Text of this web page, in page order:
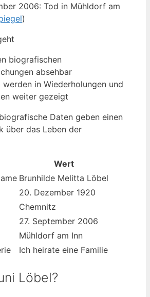
2006: Tod in Mühldorf am
)
biografischen
absehbar
werden in Wiederholungen und
weiter gezeigt
Daten geben einen
über das Leben der
Wert
Brunhilde Melitta Löbel
20. Dezember 1920
Chemnitz
27. September 2006
Mühldorf am Inn
Ich heirate eine Familie
Löbel?